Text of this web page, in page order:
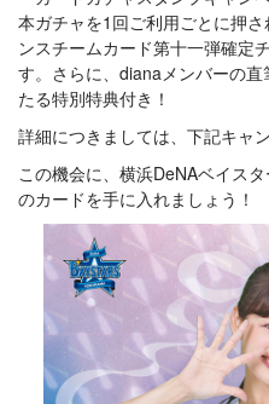
本ガチャを1回ご利用ごとに押
ンスチームカード第十一弾確定
す。さらに、dianaメンバーの
たる特別特典付き！
詳細につきましては、下記キャ
この機会に、横浜DeNAベイス
のカードを手に入れましょう！